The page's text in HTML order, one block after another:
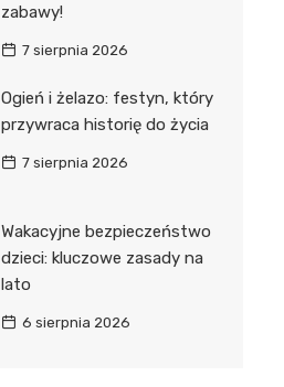
zabawy!
7 sierpnia 2026
Ogień i żelazo: festyn, który
przywraca historię do życia
7 sierpnia 2026
Wakacyjne bezpieczeństwo
dzieci: kluczowe zasady na
lato
6 sierpnia 2026